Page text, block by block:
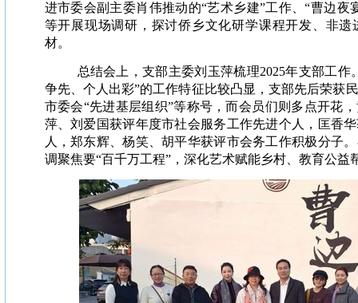
进市委会副主委肖伟推动的“艺术乡建”工作、“曹边夜
等开展现场调研，探讨侨乡文化研学课程开发、非
材。
总结会上，支部主委刘玉萍梳理2025年支部工作
争先、个人出彩”的工作特征比较凸显，支部先后荣获
市委会“先进基层组织”等称号，而会员们则多点开花
萍、刘爱国获评年度市社会服务工作先进个人，匡香
人，郑东辉、杨笑、胡平华获评市会务工作积极分子
调聚焦要“百千万工程”，深化艺术赋能乡村、教育公益